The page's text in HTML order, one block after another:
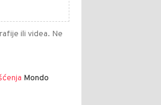
ili videa. Ne
Mondo